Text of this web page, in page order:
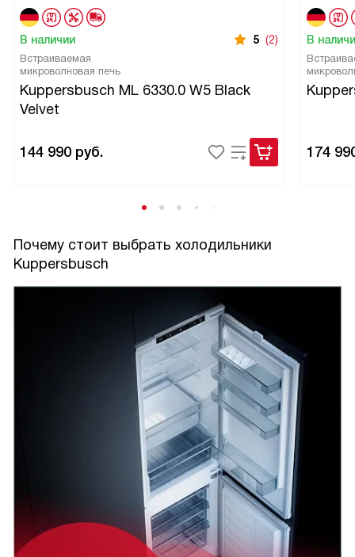
В наличии 5 (2)
Встраиваемая
микроволновая печь
Kuppersbusch ML 6330.0 W5 Black
Velvet
144 990 руб.
В
174
Почему стоит выбрать холодильники
Kuppersbusch